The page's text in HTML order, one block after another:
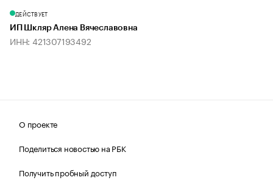
ДЕЙСТВУЕТ
ИП Шкляр Алена Вячеславовна
ИНН: 421307193492
О проекте
Поделиться новостью на РБК
Получить пробный доступ